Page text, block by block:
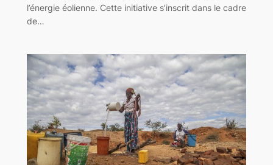
l’énergie éolienne. Cette initiative s’inscrit dans le cadre
de…